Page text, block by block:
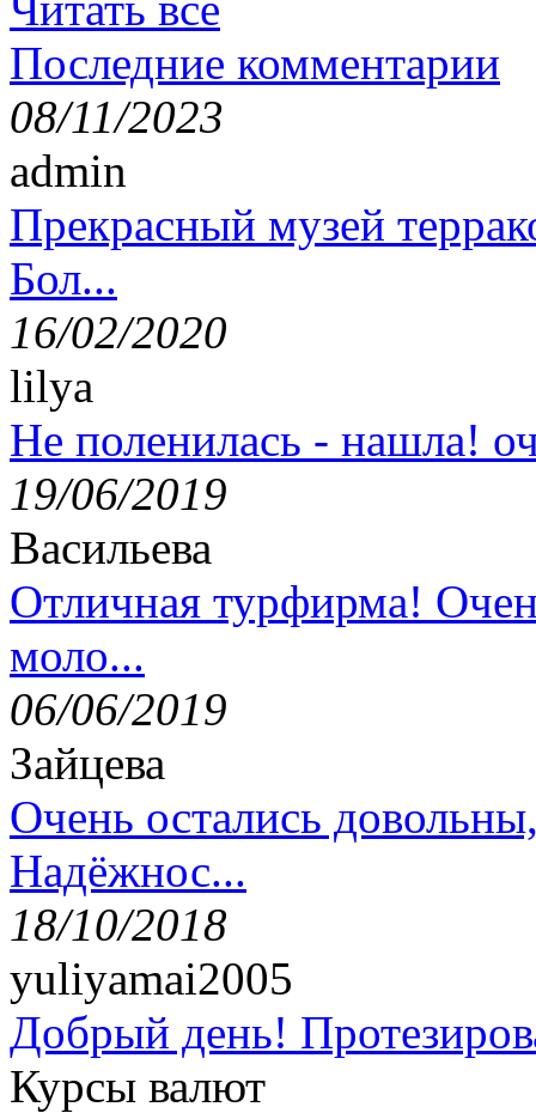
Последние комментарии
08/11/2023
admin
Прекрасный музей
Бол...
16/02/2020
lilya
Не поленилась - нашла!
19/06/2019
Васильева
Отличная турфирма!
моло...
06/06/2019
Зайцева
Очень остались
Надёжнос...
18/10/2018
yuliyamai2005
Добрый день!
Курсы валют